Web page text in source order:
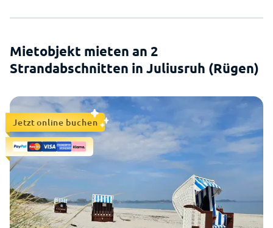
Mietobjekt mieten an 2
Strandabschnitten in Juliusruh (Rügen)
Jetzt online buchen